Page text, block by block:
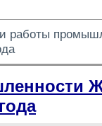
работы